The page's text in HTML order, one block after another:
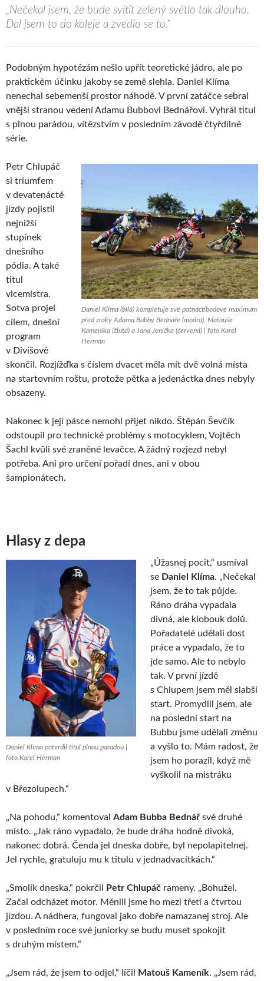
„Nečekal jsem, že bude svítit zelený světlo tak dlouho.
Dal jsem to do koleje a zvedlo se to.“
Podobným hypotézám nešlo upřít teoretické jádro, ale po
praktickém účinku jakoby se země slehla. Daniel Klíma
nenechal sebemenší prostor náhodě. V první zatáčce sebral
vnější stranou vedení Adamu Bubbovi Bednářovi. Vyhrál titul
s plnou parádou, vítězstvím v posledním závodě čtyřdílné
série.
Daniel Klíma (bílá) kompletuje své patnáctibodové maximum
před zraky Adama Bubby Bednáře (modrá), Matouše
Kameníka (žlutá) a Jana Jeníčka (červená) | foto Karel
Herman
Petr Chlupáč
si triumfem
v devatenácté
jízdy pojistil
nejnižší
stupínek
dnešního
pódia. A také
titul
vicemistra.
Sotva projel
cílem, dnešní
program
v Divišově
skončil. Rozjížďka s číslem dvacet měla mít dvě volná místa
na startovním roštu, protože pětka a jedenáctka dnes nebyly
obsazeny.
Nakonec k její pásce nemohl přijet nikdo. Štěpán Ševčík
odstoupil pro technické problémy s motocyklem, Vojtěch
Šachl kvůli své zraněné levačce. A žádný rozjezd nebyl
potřeba. Ani pro určení pořadí dnes, ani v obou
šampionátech.
Hlasy z depa
Daniel Klíma potvrdil titul plnou parádou |
foto Karel Herman
„Úžasnej pocit,“ usmíval
se Daniel Klíma. „Nečekal
jsem, že to tak půjde.
Ráno dráha vypadala
divná, ale klobouk dolů.
Pořadatelé udělali dost
práce a vypadalo, že to
jde samo. Ale to nebylo
tak. V první jízdě
s Chlupem jsem měl slabší
start. Promydlil jsem, ale
na poslední start na
Bubbu jsme udělali změnu
a vyšlo to. Mám radost, že
jsem ho porazil, když mě
vyškolil na mistráku
v Březolupech.“
„Na pohodu,“ komentoval Adam Bubba Bednář své druhé
místo. „Jak ráno vypadalo, že bude dráha hodně divoká,
nakonec dobrá. Čenda jel dneska dobře, byl nepolapitelnej.
Jel rychle, gratuluju mu k titulu v jednadvacítkách.“
„Smolík dneska,“ pokrčil Petr Chlupáč rameny. „Bohužel.
Začal odcházet motor. Měnili jsme ho mezi třetí a čtvrtou
jízdou. A nádhera, fungoval jako dobře namazanej stroj. Ale
v posledním roce své juniorky se budu muset spokojit
s druhým místem.“
„Jsem rád, že jsem to odjel,“ líčil Matouš Kameník. „Jsem rád,